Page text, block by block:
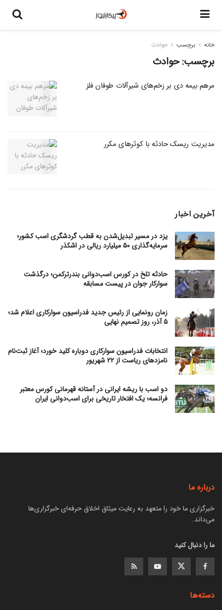
خانه برچسب حوادث
برچسب:حوادث
مرهم بیمه دی بر زخم‌های شیرآلات طوفان فلز
مدیریت ریسک حادثه با کوثر‌های مکرر
آخرین اخبار
یزد در مسیر تبدیل‌شدن به قطب گردشگری اسب کشور؛
سرمایه‌گذاری ۵۰ میلیارد ریالی در اشکذر
حادثه تلخ در کورس اسب‌دوانی بندرترکمن؛ درگذشت
سوارکار جوان در پیست مسابقه
زمان رونمایی از رئیس جدید فدراسیون سوارکاری اعلام شد؛
۵ آذر، روز تصمیم نهایی
انتخابات فدراسیون سوارکاری دوباره کلید خورد؛ آغاز ثبت‌نام
نامزدهای ریاست از ۲۲ شهریور
دو اسب با ریشه ایرانی در آستانه قهرمانی کورس معتبر
فرانسه؛ یک افتخار تاریخی برای اسب‌دوانی ایران
درباره ما
خبرگزاری ما خود را متعهد به رعایت میثاق اخلاق حرفه‌ای خبرگزاری‌ها
می‌داند.
ما را دنبال کنید
دسته‌ها